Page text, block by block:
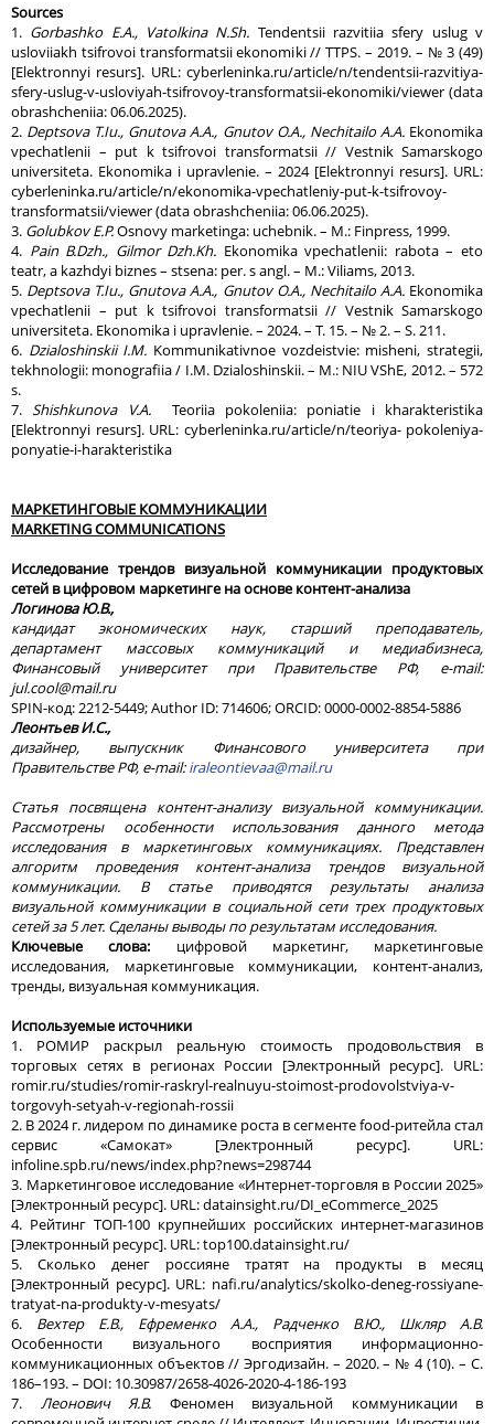
Sources
1. Gorbashko E.A., Vatolkina N.Sh. Tendentsii razvitiia sfery uslug v
usloviiakh tsifrovoi transformatsii ekonomiki // TTPS. – 2019. – № 3 (49)
[Elektronnyi resurs]. URL: cyberleninka.ru/article/n/tendentsii-razvitiya-
sfery-uslug-v-usloviyah-tsifrovoy-transformatsii-ekonomiki/viewer (data
obrashcheniia: 06.06.2025).
2. Deptsova T.Iu., Gnutova A.A., Gnutov O.A., Nechitailo A.A.Ekonomika
vpechatlenii – put k tsifrovoi transformatsii // Vestnik Samarskogo
universiteta. Ekonomika i upravlenie. – 2024 [Elektronnyi resurs]. URL:
cyberleninka.ru/article/n/ekonomika-vpechatleniy-put-k-tsifrovoy-
transformatsii/viewer (data obrashcheniia: 06.06.2025).
3. Golubkov E.P.Osnovy marketinga: uchebnik. – M.: Finpress, 1999.
4. Pain B.Dzh., Gilmor Dzh.Kh. Ekonomika vpechatlenii: rabota – eto
teatr, a kazhdyi biznes – stsena: per. s angl. – M.: Viliams, 2013.
5. Deptsova T.Iu., Gnutova A.A., Gnutov O.A., Nechitailo A.A. Ekonomika
vpechatlenii – put k tsifrovoi transformatsii // Vestnik Samarskogo
universiteta. Ekonomika i upravlenie. – 2024. – T. 15. – № 2. – S. 211.
6. Dzialoshinskii I.M. Kommunikativnoe vozdeistvie: misheni, strategii,
tekhnologii: monografiia / I.M. Dzialoshinskii. – M.: NIU VShE, 2012. – 572
s.
7. Shishkunova V.A.Teoriia pokoleniia: poniatie i kharakteristika
[Elektronnyi resurs]. URL: cyberleninka.ru/article/n/teoriya- pokoleniya-
ponyatie-i-harakteristika
МАРКЕТИНГОВЫЕ КОММУНИКАЦИИ
MARKETINGCOMMUNICATIONS
Исследование трендов визуальной коммуникации продуктовых
сетей в цифровом маркетинге на основе контент-анализа
Логинова Ю.В.,
кандидат экономических наук, старший преподаватель,
департамент массовых коммуникаций и медиабизнеса,
Финансовый университет при Правительстве РФ, e-mail:
jul.cool@mail.ru
SPIN-код: 2212-5449; Author ID: 714606; ORCID: 0000-0002-8854-5886
Леонтьев И.C.,
дизайнер, выпускник Финансового университета при
Правительстве РФ, e-mail:iraleontievaa@mail.ru
Статья посвящена контент-анализу визуальной коммуникации.
Рассмотрены особенности использования данного метода
исследования в маркетинговых коммуникациях. Представлен
алгоритм проведения контент-анализа трендов визуальной
коммуникации. В статье приводятся результаты анализа
визуальной коммуникации в социальной сети трех продуктовых
сетей за 5 лет. Сделаны выводы по результатам исследования.
Ключевые слова: цифровой маркетинг, маркетинговые
исследования, маркетинговые коммуникации, контент-анализ,
тренды, визуальная коммуникация.
Используемые источники
1. РОМИР раскрыл реальную стоимость продовольствия в
торговых сетях в регионах России [Электронный ресурс]. URL:
romir.ru/studies/romir-raskryl-realnuyu-stoimost-prodovolstviya-v-
torgovyh-setyah-v-regionah-rossii
2. В 2024 г. лидером по динамике роста в сегменте food-ритейла стал
сервис «Самокат» [Электронный ресурс]. URL:
infoline.spb.ru/news/index.php?news=298744
3. Маркетинговое исследование «Интернет-торговля в России 2025»
[Электронный ресурс]. URL: datainsight.ru/DI_eCommerce_2025
4. Рейтинг ТОП-100 крупнейших российских интернет-магазинов
[Электронный ресурс]. URL: top100.datainsight.ru/
5. Сколько денег россияне тратят на продукты в месяц
[Электронный ресурс]. URL: nafi.ru/analytics/skolko-deneg-rossiyane-
tratyat-na-produkty-v-mesyats/
6. Вехтер Е.В., Ефременко А.А., Радченко В.Ю., Шкляр А.В.
Особенности визуального восприятия информационно-
коммуникационных объектов // Эргодизайн. – 2020. – № 4 (10). – С.
186–193. – DOI: 10.30987/2658-4026-2020-4-186-193
7. Леонович Я.В. Феномен визуальной коммуникации в